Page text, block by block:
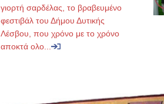
γιορτή σαρδέλας, το βραβευμένο
φεστιβάλ του Δήμου Δυτικής
Λέσβου, που χρόνο με το χρόνο
αποκτά ολο...